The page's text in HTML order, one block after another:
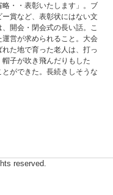
・・表彰いたします」。ブ
賞など、表彰状にはない文
開会・閉会式の長い話。こ
営が求められること。大会
た地で育った老人は、打っ
子が吹き飛んだりもした
ができた。長続きしそうな
reserved.